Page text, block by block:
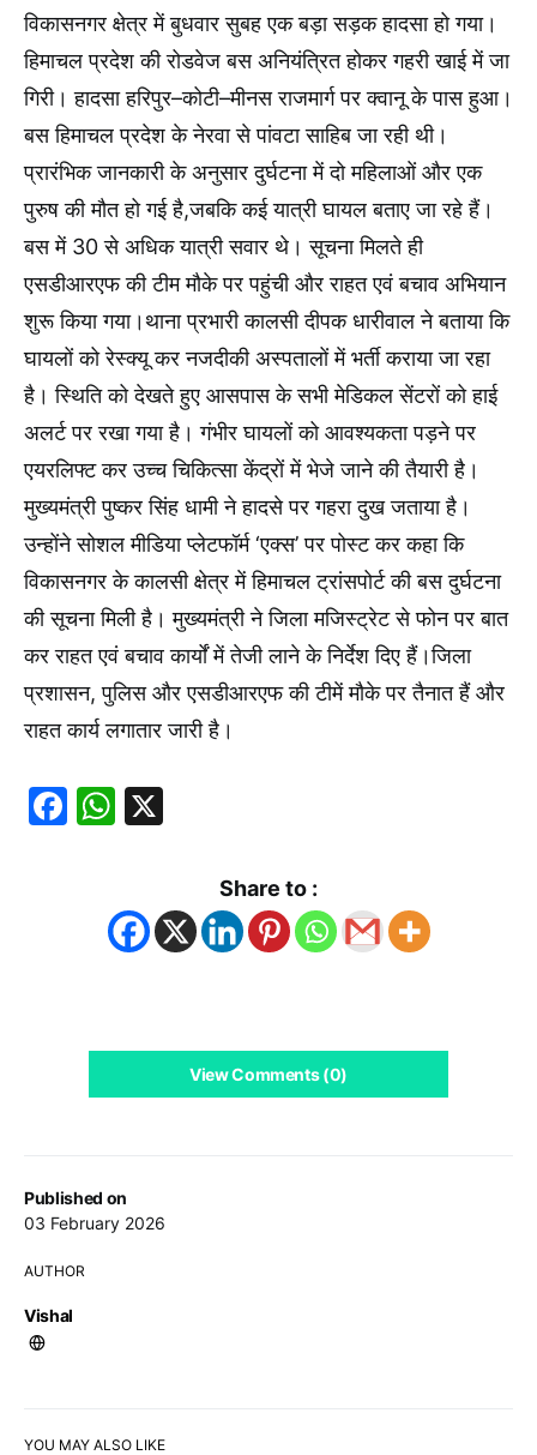
Published on
03 February 2026
AUTHOR
Vishal
विकासनगर क्षेत्र में बुधवार सुबह एक बड़ा सड़क हादसा हो गया।
हिमाचल प्रदेश की रोडवेज बस अनियंत्रित होकर गहरी खाई में जा
गिरी। हादसा हरिपुर–कोटी–मीनस राजमार्ग पर क्वानू के पास हुआ।
बस हिमाचल प्रदेश के नेरवा से पांवटा साहिब जा रही थी।
प्रारंभिक जानकारी के अनुसार दुर्घटना में दो महिलाओं और एक
पुरुष की मौत हो गई है,जबकि कई यात्री घायल बताए जा रहे हैं।
बस में 30 से अधिक यात्री सवार थे। सूचना मिलते ही
एसडीआरएफ की टीम मौके पर पहुंची और राहत एवं बचाव अभियान
शुरू किया गया।थाना प्रभारी कालसी दीपक धारीवाल ने बताया कि
घायलों को रेस्क्यू कर नजदीकी अस्पतालों में भर्ती कराया जा रहा
है। स्थिति को देखते हुए आसपास के सभी मेडिकल सेंटरों को हाई
अलर्ट पर रखा गया है। गंभीर घायलों को आवश्यकता पड़ने पर
एयरलिफ्ट कर उच्च चिकित्सा केंद्रों में भेजे जाने की तैयारी है।
मुख्यमंत्री पुष्कर सिंह धामी ने हादसे पर गहरा दुख जताया है।
उन्होंने सोशल मीडिया प्लेटफॉर्म ‘एक्स’ पर पोस्ट कर कहा कि
विकासनगर के कालसी क्षेत्र में हिमाचल ट्रांसपोर्ट की बस दुर्घटना
की सूचना मिली है। मुख्यमंत्री ने जिला मजिस्ट्रेट से फोन पर बात
कर राहत एवं बचाव कार्यों में तेजी लाने के निर्देश दिए हैं।जिला
प्रशासन, पुलिस और एसडीआरएफ की टीमें मौके पर तैनात हैं और
राहत कार्य लगातार जारी है।
Facebook
WhatsApp
Share to :
View Comments (0)
YOU MAY ALSO LIKE